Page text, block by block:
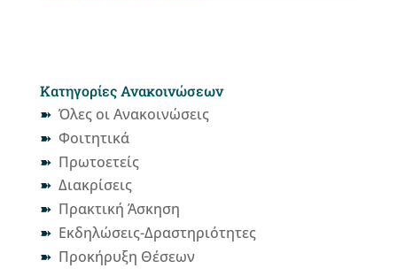
Κατηγορίες Ανακοινώσεων
Όλες οι Ανακοινώσεις
Φοιτητικά
Πρωτοετείς
Διακρίσεις
Πρακτική Άσκηση
Εκδηλώσεις-Δραστηριότητες
Προκήρυξη Θέσεων